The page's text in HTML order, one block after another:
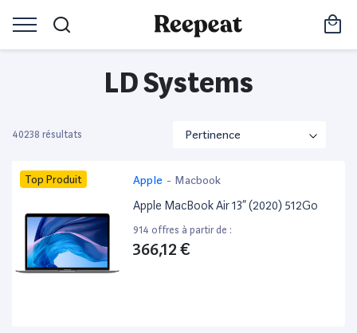
LD Systems
40238 résultats
Top Produit Apple - Macbook
Apple MacBook Air 13” (2020) 512Go
914 offres à partir de :
366,12 €